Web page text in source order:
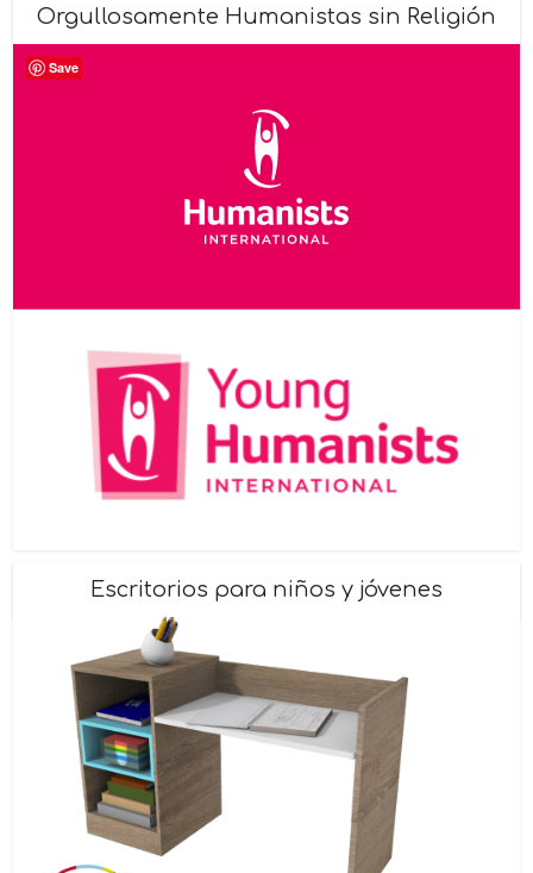
Orgullosamente Humanistas sin Religión
Escritorios para niños y jóvenes
Save